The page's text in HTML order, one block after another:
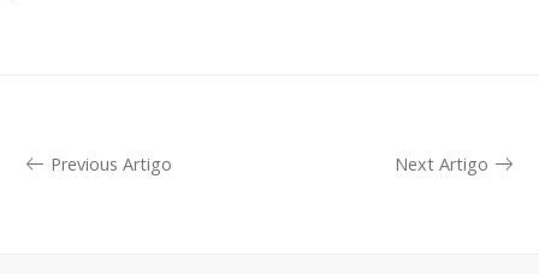
Previous Artigo Next Artigo